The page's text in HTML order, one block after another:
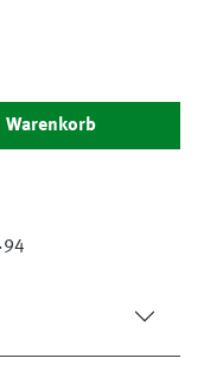
Wert
Warenkorb